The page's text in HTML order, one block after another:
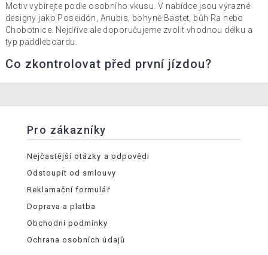
Motiv vybírejte podle osobního vkusu. V nabídce jsou výrazné
designy jako Poseidón, Anubis, bohyně Bastet, bůh Ra nebo
Chobotnice. Nejdříve ale doporučujeme zvolit vhodnou délku a
typ paddleboardu.
Co zkontrolovat před první jízdou?
Pro zákazníky
Nejčastější otázky a odpovědi
Odstoupit od smlouvy
Reklamační formulář
Doprava a platba
Obchodní podmínky
Ochrana osobních údajů